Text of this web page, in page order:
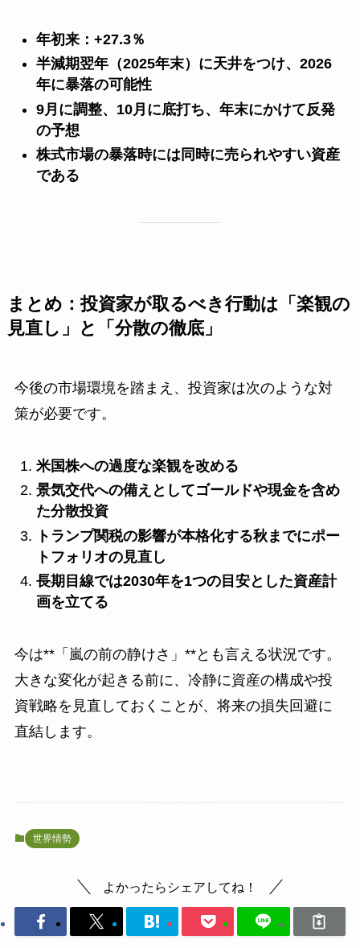
年初来：+27.3％
半減期翌年（2025年末）に天井をつけ、2026
年に暴落の可能性
9月に調整、10月に底打ち、年末にかけて反発
の予想
株式市場の暴落時には同時に売られやすい資産
である
まとめ：投資家が取るべき行動は「楽観の
見直し」と「分散の徹底」
今後の市場環境を踏まえ、投資家は次のような対
策が必要です。
米国株への過度な楽観を改める
景気交代への備えとしてゴールドや現金を含め
た分散投資
トランプ関税の影響が本格化する秋までにポー
トフォリオの見直し
長期目線では2030年を1つの目安とした資産計
画を立てる
今は**「嵐の前の静けさ」**とも言える状況です。
大きな変化が起きる前に、冷静に資産の構成や投
資戦略を見直しておくことが、将来の損失回避に
直結します。
世界情勢
よかったらシェアしてね！